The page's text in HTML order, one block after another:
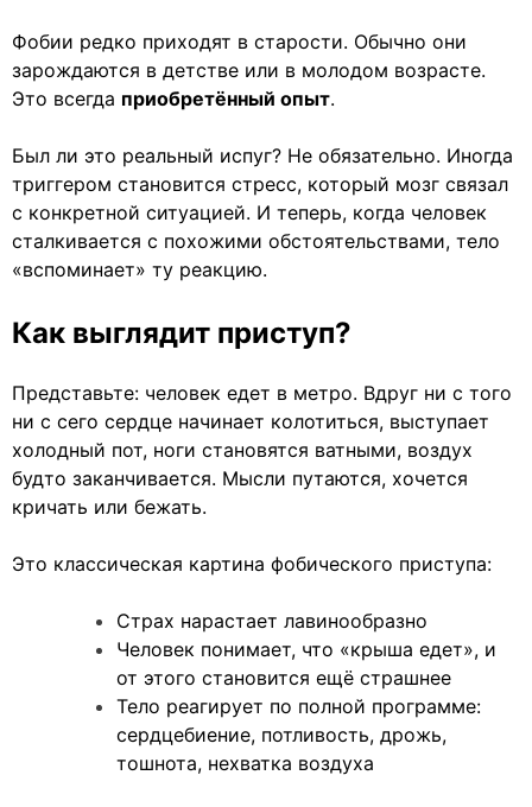
Фобии редко приходят в старости. Обычно они
зарождаются в детстве или в молодом возрасте.
Это всегда приобретённый опыт.
Был ли это реальный испуг? Не обязательно. Иногда
триггером становится стресс, который мозг связал
с конкретной ситуацией. И теперь, когда человек
сталкивается с похожими обстоятельствами, тело
«вспоминает» ту реакцию.
Как выглядит приступ?
Представьте: человек едет в метро. Вдруг ни с того
ни с сего сердце начинает колотиться, выступает
холодный пот, ноги становятся ватными, воздух
будто заканчивается. Мысли путаются, хочется
кричать или бежать.
Это классическая картина фобического приступа:
Страх нарастает лавинообразно
Человек понимает, что «крыша едет», и
от этого становится ещё страшнее
Тело реагирует по полной программе:
сердцебиение, потливость, дрожь,
тошнота, нехватка воздуха